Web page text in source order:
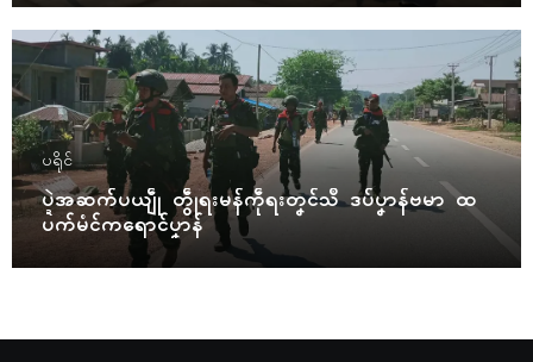
ပရိုၚ်
ပ္ဍဲအဆက်ပယျဵု တွဵုရးမန်ကဵုရးတၞၚ်သဳ ဒပ်ပၞာန်ဗမာ ထ
ပက်မံၚ်ကရောၚ်ပၞာန်